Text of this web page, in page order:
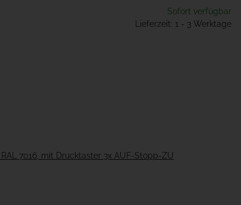
Sofort verfügbar
Lieferzeit: 1 - 3 Werktage
7016, mit Drucktaster 3x AUF-Stopp-ZU